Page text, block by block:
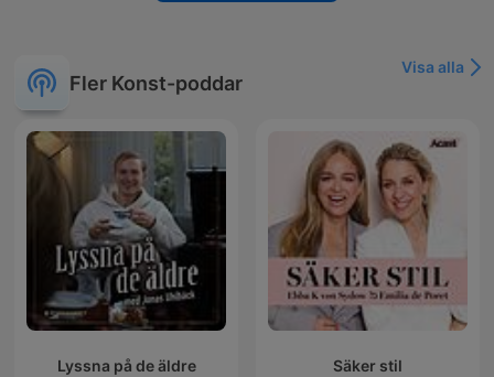
Fler Konst-poddar
Visa alla
Lyssna på de äldre Säker stil